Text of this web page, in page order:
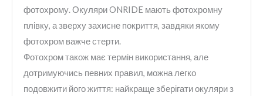
фотохрому. Окуляри ONRIDE мають фотохромну
плівку, а зверху захисне покриття, завдяки якому
фотохром важче стерти.
Фотохром також має термін використання, але
дотримуючись певних правил, можна легко
подовжити його життя: найкраще зберігати окуляри з